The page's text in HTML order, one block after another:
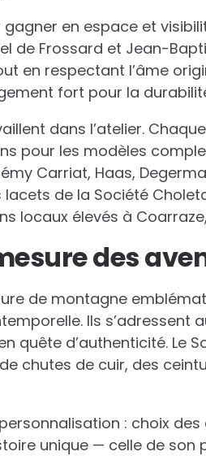
gagner en espace et
de Frossard et Jean-
en respectant l’âme
fort pour la
dans l’atelier.
pour les modèles
Carriat, Haas,
de la Société
locaux élevés à
des
de montagne
Ils s’adressent
quête d’authenticité. Le
chutes de cuir, des
: choix des
unique — celle de son